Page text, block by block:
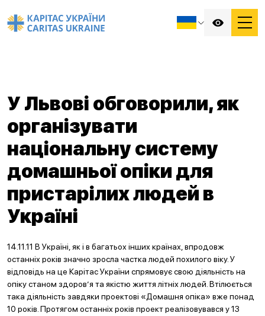
У Львові обговорили, як
організувати
національну систему
домашньої опіки для
пристарілих людей в
Україні
14.11.11 В Україні, як і в багатьох інших країнах, впродовж
останніх років значно зросла частка людей похилого віку. У
відповідь на це Карітас України спрямовує свою діяльність на
опіку станом здоров’я та якістю життя літніх людей. Втілюється
така діяльність завдяки проектові «Домашня опіка» вже понад
10 років. Протягом останніх років проект реалізовувався у 13